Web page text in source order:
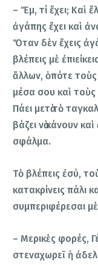
– Ἔμ, τί ἔχει; Καὶ
ἀγάπης ἔχει καὶ
Ὅταν δὲν ἔχεις
βλέπεις μὲ
ἄλλων, ὁπότε τοὺς
μέσα σου καὶ τοὺς
Πάει μετὰ τὸ
βάζει νὰ κάνουν
σφάλμα.
Τὸ βλέπεις ἐσύ,
κατακρίνεις πάλι
συμπεριφέρεσαι
– Μερικὲς φορές,
στεναχωρεῖ ἡ